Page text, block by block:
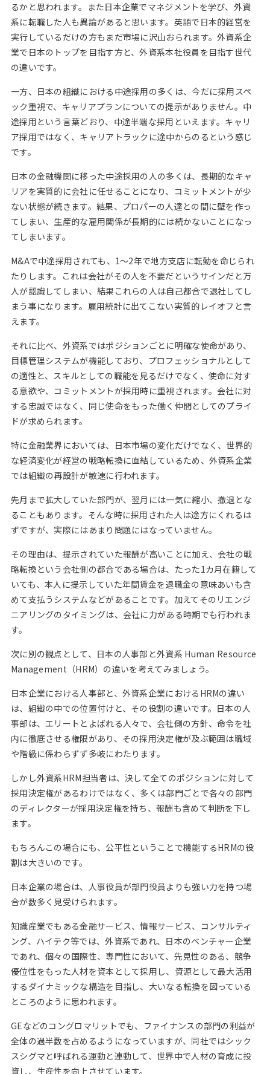
るかと思われます。また日本企業でマネジメントを学び、外資
系に転職した人も異論があると思います。英語で日本的経営を
実行しているだけの方もまだ市場に沢山おられます。外資系企
業で日本のトップを目指す方と、外資系本社役員を目指す世代
の違いです。
一方、日本の組織における中途採用の多くは、今だに採用スペ
ック重視で、キャリアプランについての提示がありません。中
途採用という言葉どおり、中途半端な採用といえます。キャリ
ア採用ではなく、キャリアトラックに途中からのるという感じ
です。
日本の金融機関に移った中途採用の人の多くは、長期的なキャ
リアを実質的に会社に任せることになり、コミットメントが少
ない状態が続きます。結果、プロパーの人達との間に壁を作っ
てしまい、生産的な雇用関係が長期的には続かないことになっ
てしまいます。
M&Aで中途採用されても、1～2年で地方支店に転勤を命じられ
たりします。これは会社がその人を不要だというサインだと万
人が認識してしまい、結果これらの人は自己都合で退社してし
まう事になります。雇用統計に出てこない実質的レイオフと言
えます。
それに比べ、外資系ではポジションごとに明確な使命があり、
目標管理システムが機能しており、プロフェッショナルとして
の適性と、スキルとしての職能を見るだけでなく、使命に対す
る意欲や、コミットメントが採用時に重視されます。会社に対
する忠誠ではなく、同じ使命をもった働く仲間としてのプライ
ドが求められます。
特に金融業界においては、日本市場の変化だけでなく、世界的
な経済変化が経営の戦略転換に直結しているため、外資系企業
では組織の再設計が敏速に行われます。
先月まで拡大していた部門が、翌月には一気に縮小、撤退とな
ることもあります。そんな時に採用された人は途方にくれるは
ずですが、実際にはあまり問題にはなっていません。
その理由は、提示されていた報酬が高いことに加え、会社の戦
略転換という会社側の都合である場合は、たった1カ月在籍して
いても、本人に提示していた年間賃金を退職金の意味あいも含
めて支払うシステムなどがあることです。加えてそのリエンジ
ニアリングのタイミングは、会社に力がある時期でも行われま
す。
次に別の観点として、日本の人事部と外資系 Human Resource
Management（HRM）の違いを考えてみましょう。
日本企業における人事部と、外資系企業におけるHRMの違い
は、組織の中での位置付けと、その役割の違いです。日本の人
事部は、エリートとよばれる人々で、会社側の方針、命令を社
内に徹底させる権限があり、その採用決定権が及ぶ範囲は職域
や階級に係わらずず多岐にわたります。
しかし外資系HRM担当者は、決して全てのポジションに対して
採用決定権があるわけではなく、多くは部門ごとで各々の部門
のディレクターが採用決定権を持ち、報酬も含めて判断を下し
ます。
もちろんこの場合にも、公平性ということで機能するHRMの役
割は大きいのです。
日本企業の場合は、人事役員が部門役員よりも強い力を持つ場
合が数多く見受けられます。
知識産業でもある金融サービス、情報サービス、コンサルティ
ング、ハイテク等では、外資系であれ、日本のベンチャー企業
であれ、個々の国際性、専門性において、先見性のある、競争
優位性をもった人材を資本として採用し、資源として最大活用
するダイナミックな構造を目指し、大いなる転換を図っている
ところのように思われます。
GEなどのコングロマリットでも、ファイナンスの部門の利益が
全体の過半数を占めるようになっていますが、同社ではシック
スシグマと呼ばれる運動と連動して、世界中で人材の育成に投
資し、生産性を向上させています。